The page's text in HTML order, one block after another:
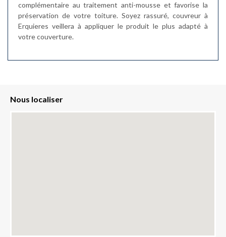
complémentaire au traitement anti-mousse et favorise la
préservation de votre toiture. Soyez rassuré, couvreur à
Erquieres veillera à appliquer le produit le plus adapté à
votre couverture.
Nous localiser